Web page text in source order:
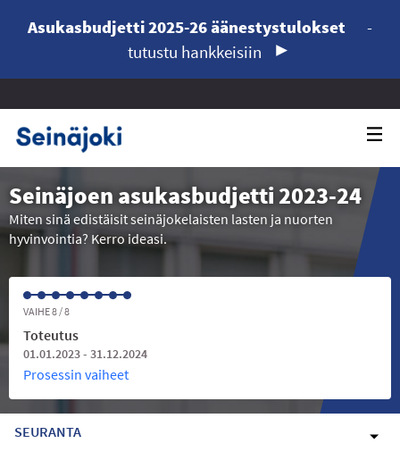
Asukasbudjetti 2025-26 äänestystulokset
-
tutustu hankkeisiin
Seinäjoen asukasbudjetti 2023-24
Miten sinä edistäisit seinäjokelaisten lasten ja nuorten
hyvinvointia? Kerro ideasi.
VAIHE 8 / 8
Toteutus
01.01.2023 - 31.12.2024
Prosessin vaiheet
SEURANTA